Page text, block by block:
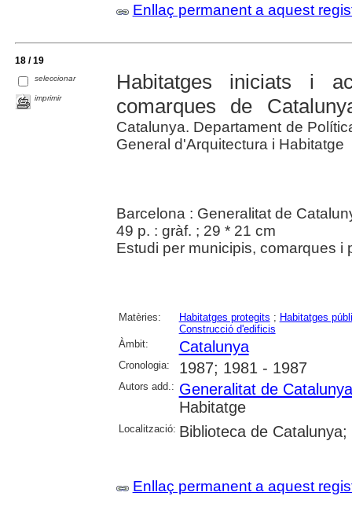
Enllaç permanent a aquest
18 / 19
seleccionar
imprimir
Habitatges iniciats i
comarques de
Catalunya. Departament de
General d'Arquitectura i Habitatge
Barcelona : Generalitat de
49 p. : gràf. ; 29 * 21 cm
Estudi per municipis, comarques i
Matèries: Habitatges protegits ; Habitatges
Construcció d'edificis
Àmbit:
Catalunya
Cronologia: 1987; 1981 - 1987
Autors add.: Generalitat de Catalunya
Habitatge
Localització: Biblioteca de
Enllaç permanent a aquest